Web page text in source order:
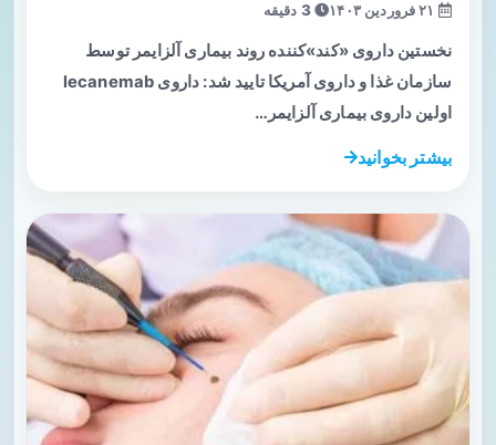
3 دقیقه
نخستین داروی «کند»کننده روند بیماری آلزایمر توسط
سازمان غذا و داروی آمریکا تایید شد: داروی lecanemab
اولین داروی بیماری آلزایمر…
بیشتر بخوانید